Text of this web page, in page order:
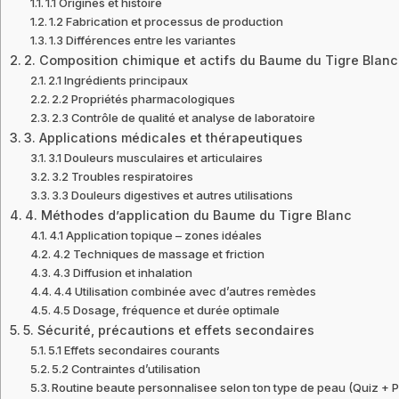
1.2 Fabrication et processus de production
1.3 Différences entre les variantes
2. Composition chimique et actifs du Baume du Tigre Blanc
2.1 Ingrédients principaux
2.2 Propriétés pharmacologiques
2.3 Contrôle de qualité et analyse de laboratoire
3. Applications médicales et thérapeutiques
3.1 Douleurs musculaires et articulaires
3.2 Troubles respiratoires
3.3 Douleurs digestives et autres utilisations
4. Méthodes d’application du Baume du Tigre Blanc
4.1 Application topique – zones idéales
4.2 Techniques de massage et friction
4.3 Diffusion et inhalation
4.4 Utilisation combinée avec d’autres remèdes
4.5 Dosage, fréquence et durée optimale
5. Sécurité, précautions et effets secondaires
5.1 Effets secondaires courants
5.2 Contraintes d’utilisation
Routine beaute personnalisee selon ton type de peau (Quiz +